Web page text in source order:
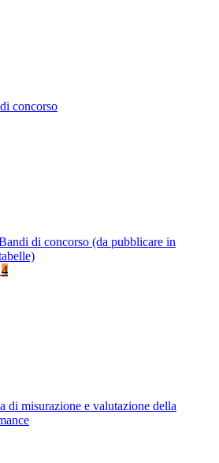
concorso
di concorso (da pubblicare in
4
di misurazione e valutazione della